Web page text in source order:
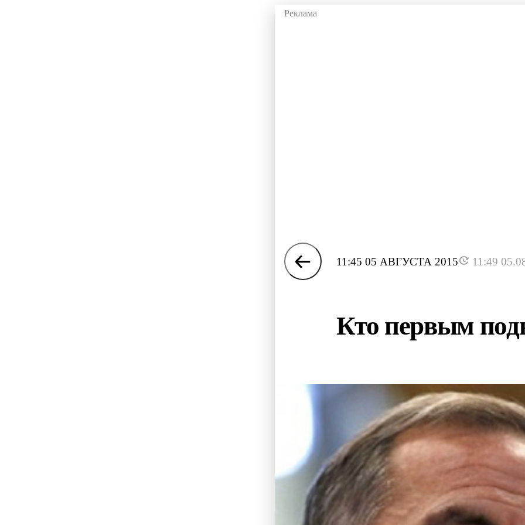
11:45 05 АВГУСТА 2015 11:49
Кто первым